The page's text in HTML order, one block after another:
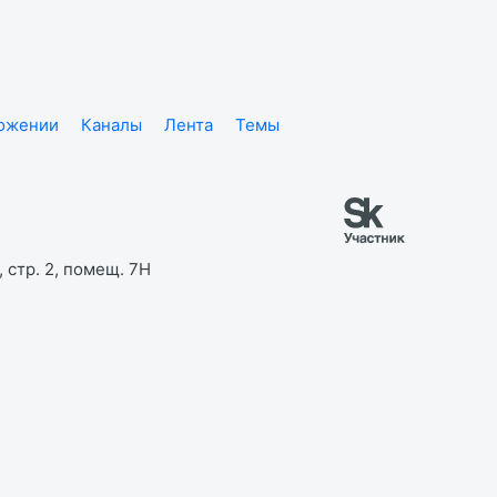
Каналы Лента
Темы
стр. 2, помещ. 7Н